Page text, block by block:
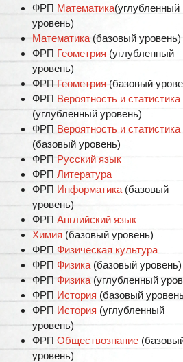
ФРП Математика(углубленный
уровень)
Математика (базовый уровень)
ФРП Геометрия (углубленный
уровень)
ФРП Геометрия (базовый
ФРП Вероятность и статистика
(углубленный уровень)
ФРП Вероятность и статистика
(базовый уровень)
ФРП Русский язык
ФРП Литература
ФРП Информатика (базовый
уровень)
ФРП Английский язык
Химия (базовый уровень)
ФРП Физическая культура
ФРП Физика (базовый уровень)
ФРПФизика (углубленный
ФРП История (базовый
ФРП История (углубленный
уровень)
ФРП Обществознание
уровень)